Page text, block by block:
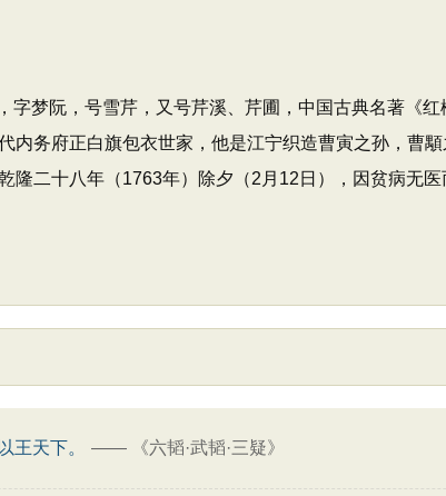
梦阮，号雪芹，又号芹溪、芹圃，中国古典名著《
内务府正白旗包衣世家，他是江宁织造曹寅之孙，曹
隆二十八年（1763年）除夕（2月12日），因贫病无
王天下。 —— 《六韬·武韬·三疑》